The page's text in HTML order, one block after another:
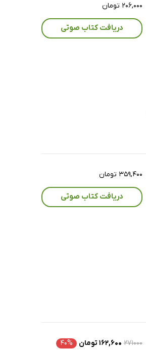
۲۰۶,۰۰۰ تومان
دریافت کتاب صوتی
۳۵۹,۴۰۰ تومان
دریافت کتاب صوتی
۲۷۱۰۰۰ ۱۶۲,۶۰۰ تومان ۴۰%